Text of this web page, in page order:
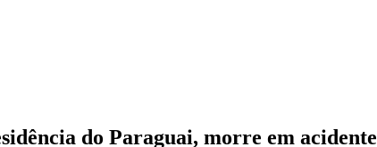
do Paraguai, morre em acidente